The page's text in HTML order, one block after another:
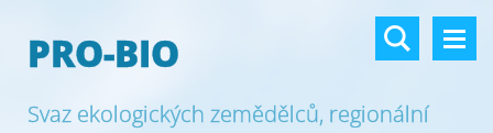
PRO-BIO
Svaz ekologických zemědělců, regionální